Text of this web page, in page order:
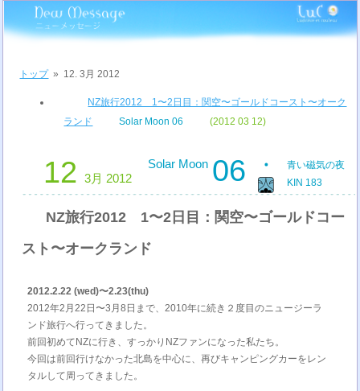
トップ» 12. 3月 2012
NZ旅行2012 1〜2日目：関空〜ゴールドコースト〜オーク
ランド
Solar Moon 06 (2012 03 12)
12 3月 2012
Solar Moon 06
青い磁気の夜
KIN 183
NZ旅行2012 1〜2日目：関空〜ゴールドコー
スト〜オークランド
2012.2.22 (wed)〜2.23(thu)
2012年2月22日〜3月8日まで、2010年に続き２度目のニュージーラ
ンド旅行へ行ってきました。
前回初めてNZに行き、すっかりNZファンになった私たち。
今回は前回行けなかった北島を中心に、再びキャンピングカーをレン
タルして周ってきました。